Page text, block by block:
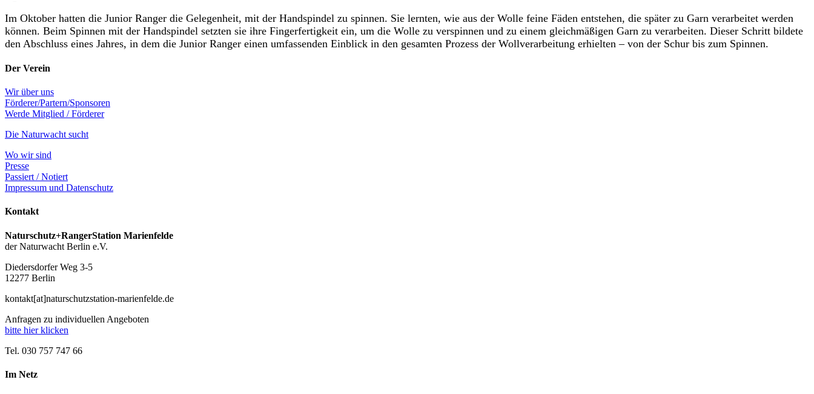
Im Oktober hatten die Junior Ranger die Gelegenheit, mit der Handspindel zu spinnen. Sie lernten, wie aus der Wolle feine Fäden entstehen, die später zu Garn verarbeitet werden
können. Beim Spinnen mit der Handspindel setzten sie ihre Fingerfertigkeit ein, um die Wolle zu verspinnen und zu einem gleichmäßigen Garn zu verarbeiten. Dieser Schritt bildete
den Abschluss eines Jahres, in dem die Junior Ranger einen umfassenden Einblick in den gesamten Prozess der Wollverarbeitung erhielten – von der Schur bis zum Spinnen.
Der Verein
Wir über uns
Förderer/Partern/Sponsoren
Werde Mitglied / Förderer
Die Naturwacht sucht
Wo wir sind
Presse
Passiert / Notiert
Impressum und Datenschutz
Kontakt
Naturschutz+RangerStation Marienfelde
der Naturwacht Berlin e.V.
Diedersdorfer Weg 3-5
12277 Berlin
kontakt[at]naturschutzstation-marienfelde.de
Anfragen zu individuellen Angeboten
bitte hier klicken
Tel. 030 757 747 66
Im Netz